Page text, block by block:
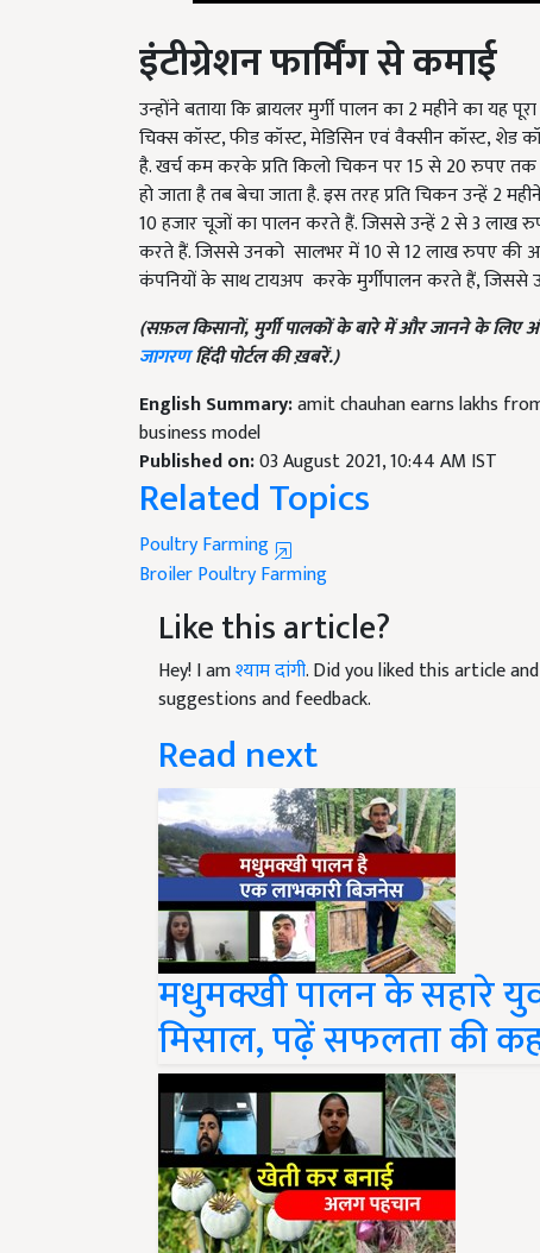
इंटीग्रेशनफार्मिंगसेकमाई
उन्होंने बताया कि ब्रायलर मुर्गी पालन का 2 महीने का यह
चिक्स कॉस्ट, फीड कॉस्ट, मेडिसिन एवं वैक्सीन कॉस्ट, शेड
है. खर्च कम करके प्रति किलो चिकन पर 15 से 20 रुपए तक
हो जाता है तब बेचा जाता है. इस तरह प्रति चिकन उन्हें 2
10 हजार चूजों का पालन करते हैं. जिससे उन्हें 2 से 3 लाख
करते हैं. जिससे उनकोसालभर में 10 से 12 लाख रुपए की
कंपनियों के साथ टायअपकरके मुर्गीपालन करते हैं, जिससे
(सफ़ल किसानों, मुर्गी पालकों के बारे में और जानने के
जागरणहिंदी पोर्टल की ख़बरें.)
amit chauhan earns lakhs
business model
Published on:03 August 2021, 10:44 AM IST
Related Topics
Poultry Farming
Broiler Poultry Farming
Like this article?
Hey! I amश्याम दांगी . Did you liked this article
suggestions and feedback.
Read next
मधुमक्खी पालन के सहारे
मिसाल, पढ़ें सफलता की